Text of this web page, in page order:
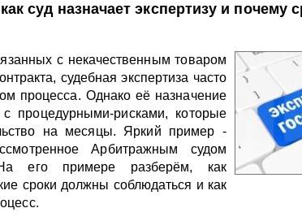
суд назначает экспертизу и почему
с некачественным товаром
судебная экспертиза часто
процесса. Однако её назначение
процедурными-рисками, которые
на месяцы. Яркий пример -
Арбитражным судом
На его примере разберём, как
сроки должны соблюдаться и как